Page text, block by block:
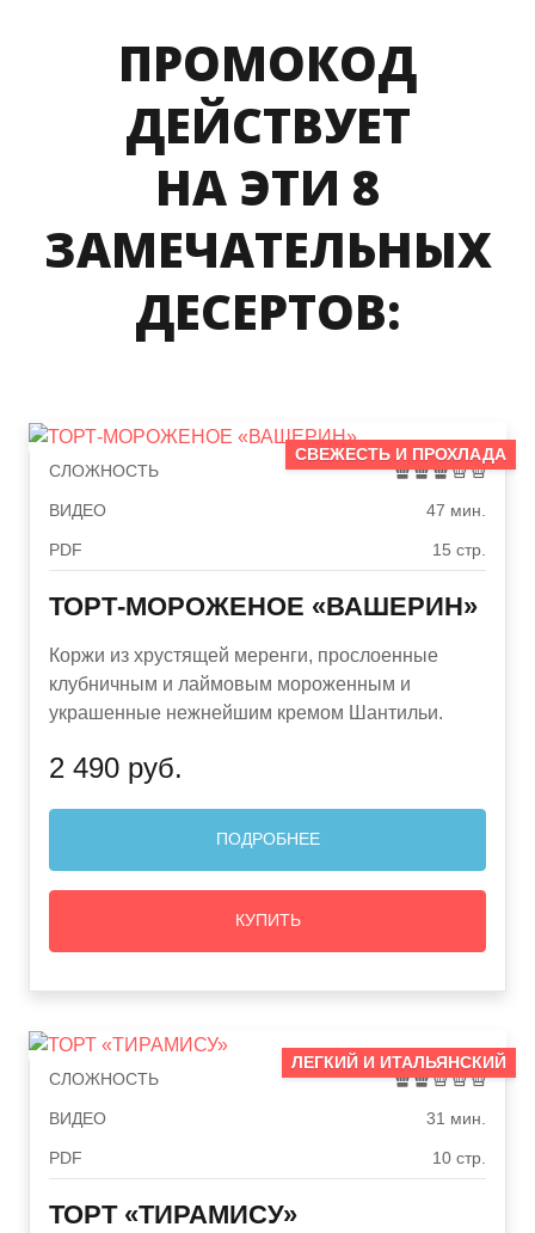
ПРОМОКОД
ДЕЙСТВУЕТ
НА ЭТИ 8
ЗАМЕЧАТЕЛЬНЫХ
ДЕСЕРТОВ:
СВЕЖЕСТЬ И ПРОХЛАДА
СЛОЖНОСТЬ
ВИДЕО 47 мин.
PDF 15 стр.
ТОРТ-МОРОЖЕНОЕ «ВАШЕРИН»
Коржи из хрустящей меренги, прослоенные
клубничным и лаймовым мороженным и
украшенные нежнейшим кремом Шантильи.
2 490 руб.
ПОДРОБНЕЕ
КУПИТЬ
ЛЕГКИЙ И ИТАЛЬЯНСКИЙ
СЛОЖНОСТЬ
ВИДЕО 31 мин.
PDF 10 стр.
ТОРТ «ТИРАМИСУ»